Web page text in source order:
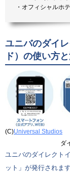
・オフィシャルホ
ユニバのダイ
ド）の使い方
(C)Universal Studios
ダ
ユニバのダイレクト
ット」が発行されます